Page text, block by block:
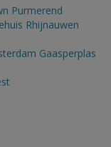
Purmerend
Rhijnauwen
Gaasperplas